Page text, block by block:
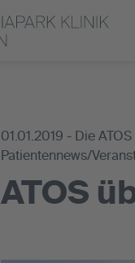
01.01.2019 - Die
Patientennews/
ATOS